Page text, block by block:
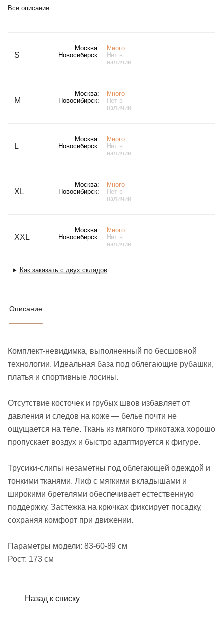
артикулом 3090WXY-K. Отличается только артикул.
Все описание
S
Москва:
Много
Новосибирск:
Нет в
наличии
M
Москва:
Много
Новосибирск:
Нет в
наличии
L
Москва:
Много
Новосибирск:
Нет в
наличии
XL
Москва:
Много
Новосибирск:
Нет в
наличии
XXL
Москва:
Много
Новосибирск:
Нет в
наличии
Как заказать с двух складов
Описание
Комплект-невидимка, выполненный по бесшовной
технологии. Идеальная база под облегающие рубашки,
платья и спортивные лосины.
Отсутствие косточек и грубых швов избавляет от
давления и следов на коже — белье почти не
ощущается на теле. Ткань из мягкого трикотажа хорошо
пропускает воздух и быстро адаптируется к фигуре.
Трусики-слипы незаметны под облегающей одеждой и
тонкими тканями. Лиф с мягкими вкладышами и
широкими бретелями обеспечивает естественную
поддержку. Застежка на крючках фиксирует посадку,
сохраняя комфорт при движении.
Параметры модели: 83-60-89 см
Рост: 173 см
Назад к списку